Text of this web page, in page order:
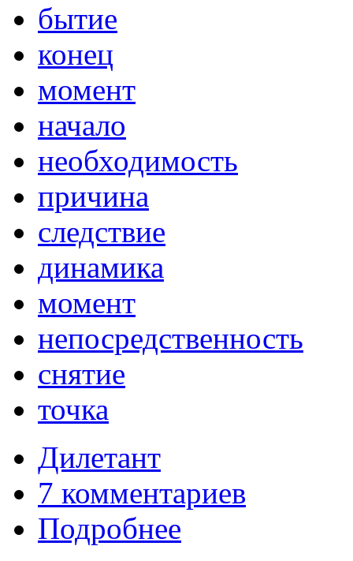
бытие
конец
момент
начало
необходимость
причина
следствие
динамика
момент
непосредственность
снятие
точка
Дилетант
7 комментариев
Подробнее